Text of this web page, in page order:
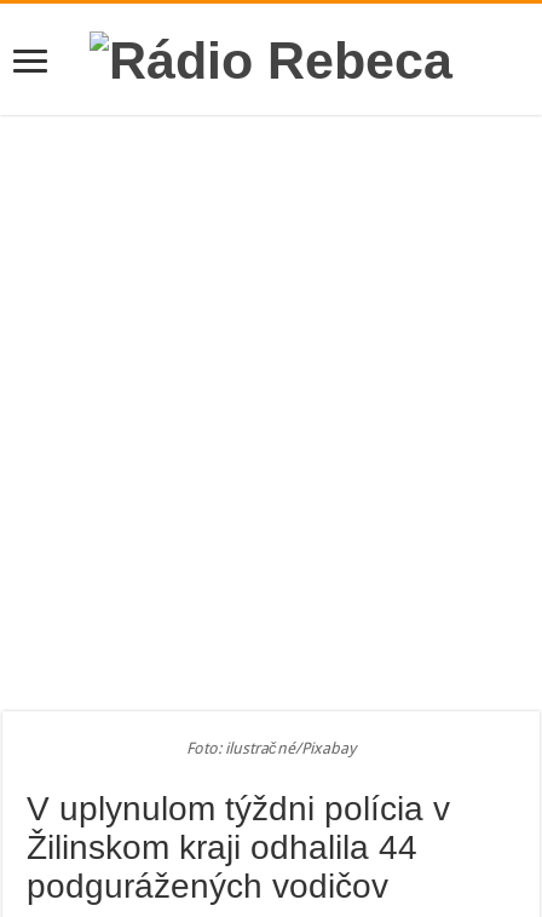
Foto: ilustračné/Pixabay
V uplynulom týždni polícia v
Žilinskom kraji odhalila 44
podgurážených vodičov